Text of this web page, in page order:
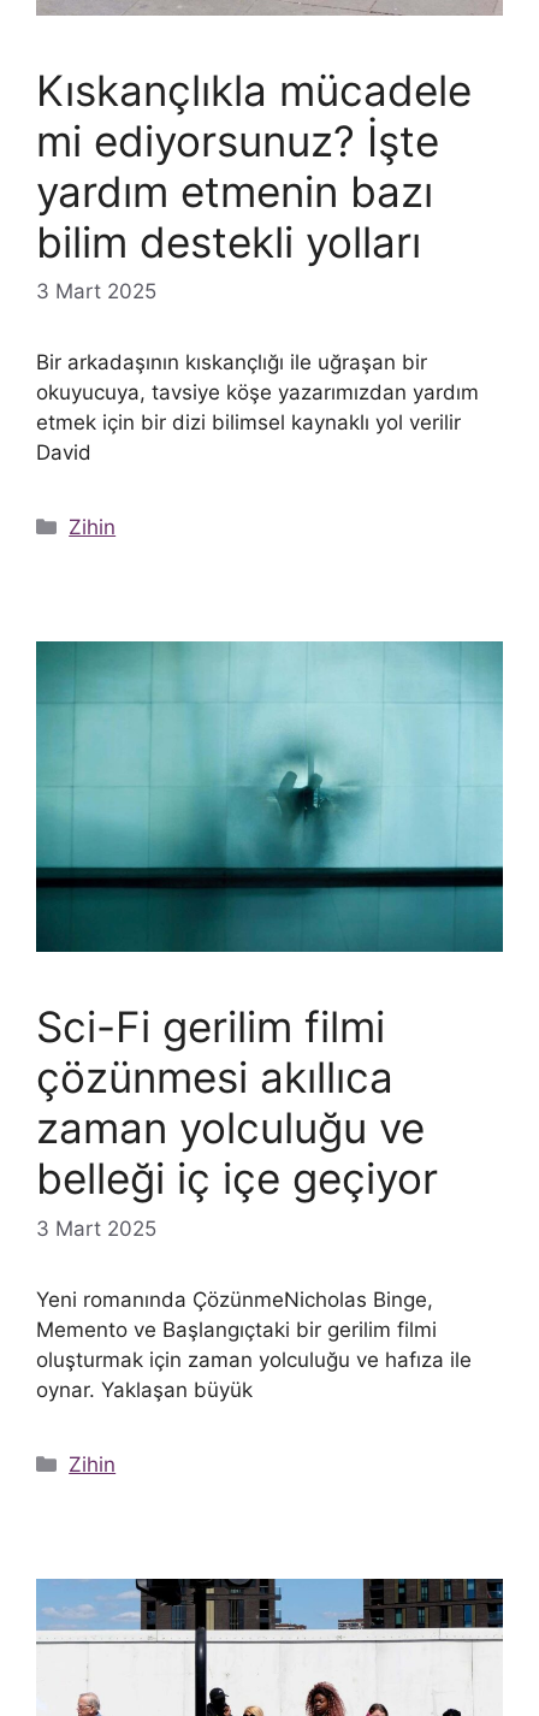
Kıskançlıkla mücadele
mi ediyorsunuz? İşte
yardım etmenin bazı
bilim destekli yolları
3 Mart 2025
Bir arkadaşının kıskançlığı ile uğraşan bir
okuyucuya, tavsiye köşe yazarımızdan yardım
etmek için bir dizi bilimsel kaynaklı yol verilir
David
Kategoriler
Zihin
Sci-Fi gerilim filmi
çözünmesi akıllıca
zaman yolculuğu ve
belleği iç içe geçiyor
3 Mart 2025
Yeni romanında ÇözünmeNicholas Binge,
Memento ve Başlangıçtaki bir gerilim filmi
oluşturmak için zaman yolculuğu ve hafıza ile
oynar. Yaklaşan büyük
Kategoriler
Zihin